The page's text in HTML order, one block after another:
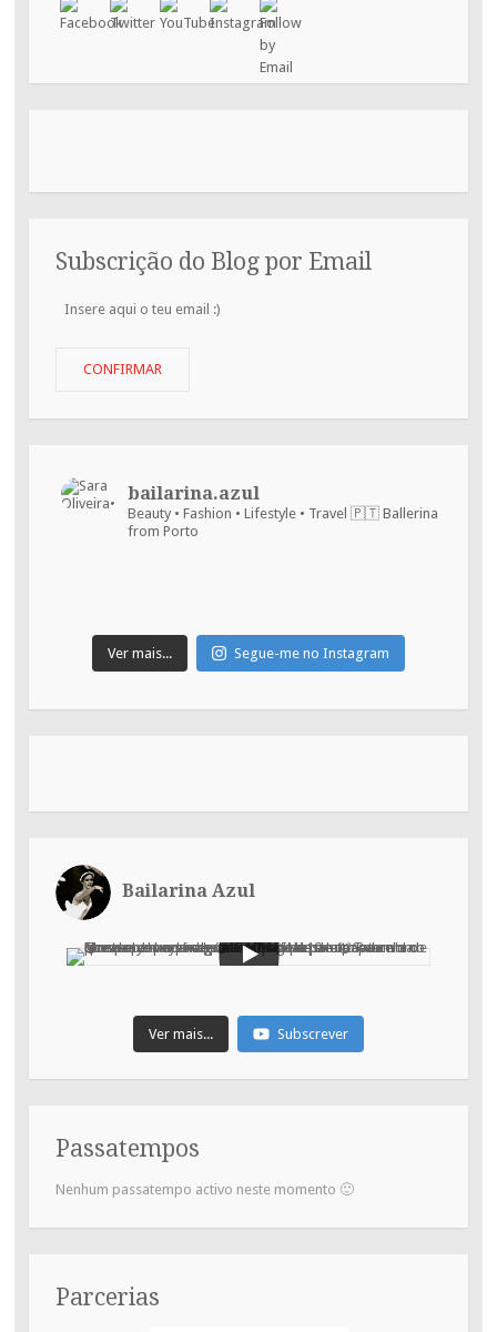
Subscrição do Blog por Email
Insere
CONFIRMAR
bailarina.azul
Beauty • Fashion • Lifestyle • Travel 🇵🇹 Ballerina
from Porto
Ver mais... Segue-me no Instagram
Bailarina Azul
Ver mais... Subscrever
Passatempos
Nenhum passatempo activo neste momento 🙂
Parcerias